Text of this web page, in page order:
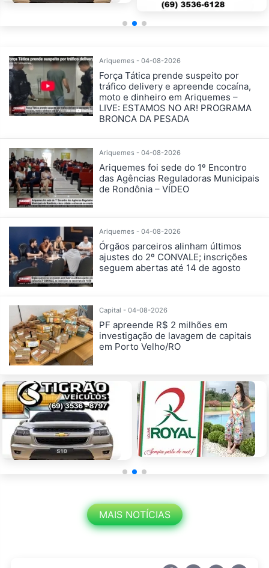
Ariquemes - 04-08-2026
Força Tática prende suspeito por
tráfico delivery e apreende cocaína,
moto e dinheiro em Ariquemes –
LIVE: ESTAMOS NO AR! PROGRAMA
BRONCA DA PESADA
Ariquemes - 04-08-2026
Ariquemes foi sede do 1º Encontro
das Agências Reguladoras Municipais
de Rondônia – VÍDEO
Ariquemes - 04-08-2026
Órgãos parceiros alinham últimos
ajustes do 2º CONVALE; inscrições
seguem abertas até 14 de agosto
Capital - 04-08-2026
PF apreende R$ 2 milhões em
investigação de lavagem de capitais
em Porto Velho/RO
MAIS NOTÍCIAS